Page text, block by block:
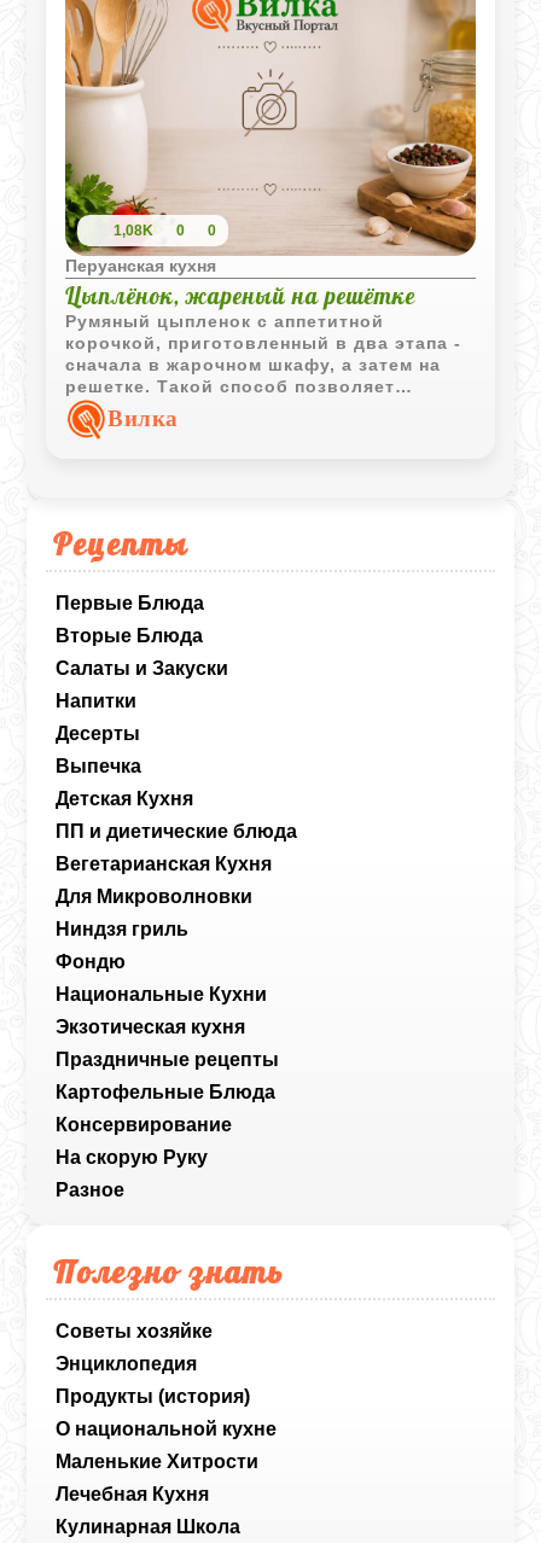
Рецепты
Первые Блюда
Вторые Блюда
Салаты и Закуски
Напитки
Десерты
Выпечка
Детская Кухня
ПП и диетические блюда
Вегетарианская Кухня
Для Микроволновки
Ниндзя гриль
Фондю
Национальные Кухни
Экзотическая кухня
Праздничные рецепты
Картофельные Блюда
Консервирование
На скорую Руку
Разное
Полезно знать
Советы хозяйке
Энциклопедия
Продукты (история)
О национальной кухне
Маленькие Хитрости
Лечебная Кухня
Кулинарная Школа
1,08K 0 0
Перуанская кухня
Цыплёнок, жареный на решётке
Румяный цыпленок с аппетитной
корочкой, приготовленный в два этапа -
сначала в жарочном шкафу, а затем на
решетке. Такой способ позволяет
сохранить сочность мяса и получить
выразительный аромат жареной птицы.
Вилка